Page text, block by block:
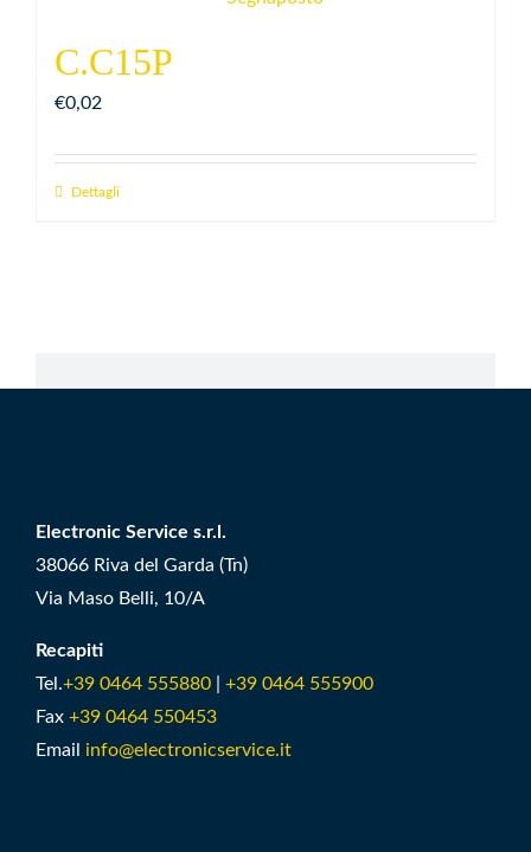
C.C15P
€0,02
Dettagli
Electronic Service s.r.l.
38066 Riva del Garda (Tn)
Via Maso Belli, 10/A
Recapiti
Tel.+39 0464 555880
+39 0464 555900
Fax +39 0464 550453
Email info@electronicservice.it